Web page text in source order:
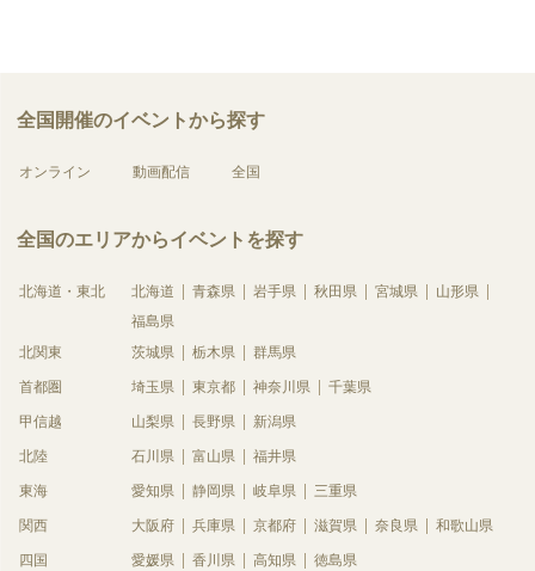
全国開催のイベントから探す
オンライン 動画配信 全国
全国のエリアからイベントを探す
北海道・東北 北海道 青森県 岩手県 秋田県 宮城県
山形県
福島県
北関東
茨城県 栃木県 群馬県
首都圏 埼玉県 東京都 神奈川県 千葉県
甲信越 山梨県 長野県 新潟県
北陸 石川県 富山県 福井県
東海 愛知県 静岡県 岐阜県 三重県
関西 大阪府 兵庫県 京都府 滋賀県 奈良県 和歌山県
四国 愛媛県 香川県 高知県 徳島県